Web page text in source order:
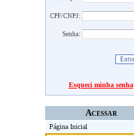
CPF/CNPJ:
Senha:
Esqueci minha senha
Acessar
Página Inicial